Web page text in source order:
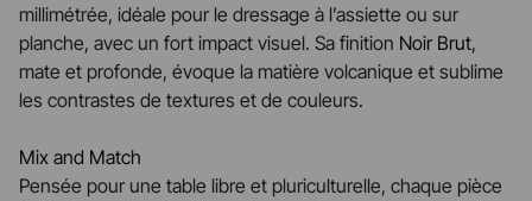
millimétrée, idéale pour le dressage à l’assiette ou sur
planche, avec un fort impact visuel. Sa finition Noir Brut,
mate et profonde, évoque la matière volcanique et sublime
les contrastes de textures et de couleurs.
Mix and Match
Pensée pour une table libre et pluriculturelle, chaque pièce